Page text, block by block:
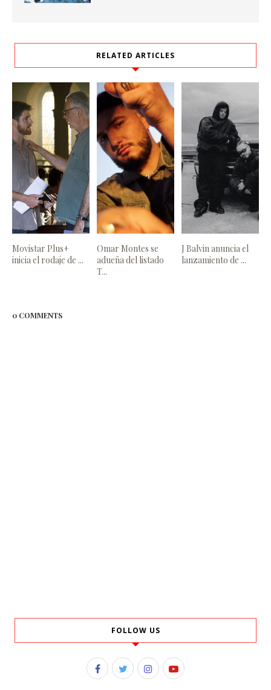
RELATED ARTICLES
Movistar Plus+
inicia el rodaje de ...
Omar Montes se
adueña del listado
T...
J Balvin anuncia el
lanzamiento de ...
0 COMMENTS
FOLLOW US